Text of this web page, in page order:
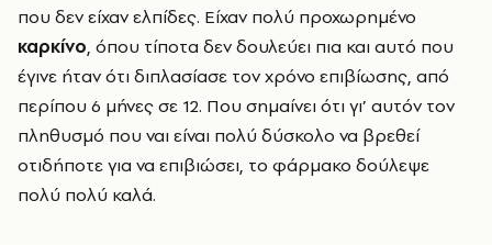
που δεν είχαν ελπίδες. Είχαν πολύ προχωρημένο
καρκίνο, όπου τίποτα δεν δουλεύει πια και αυτό που
έγινε ήταν ότι διπλασίασε τον χρόνο επιβίωσης, από
περίπου 6 μήνες σε 12. Που σημαίνει ότι γι’ αυτόν τον
πληθυσμό που ναι είναι πολύ δύσκολο να βρεθεί
οτιδήποτε για να επιβιώσει, το φάρμακο δούλεψε
πολύ πολύ καλά.